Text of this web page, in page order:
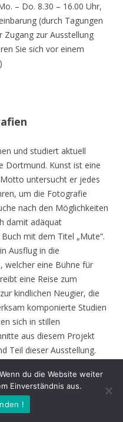
– Do. 8.30 – 16.00 Uhr,
(durch Tagungen
Zugang zur Ausstellung
Sie sich vor einem
und studiert aktuell
Dortmund. Kunst ist eine
untersucht er jedes
um die Fotografie
nach den Möglichkeiten
damit adäquat
mit dem Titel „Mute“.
Ausflug in die
welcher eine Bühne für
eine Reise zum
kindlichen Neugier, die
komponierte Studien
sich in stillen
aus diesem Projekt
Teil dieser Ausstellung.
19.00 Uhr
– Do. 8.30 – 16.00 Uhr,
du die Website weiter
Einverständnis aus.
!